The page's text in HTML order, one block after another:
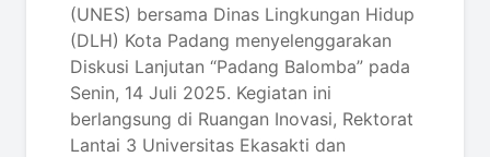
(UNES) bersama Dinas Lingkungan Hidup
(DLH) Kota Padang menyelenggarakan
Diskusi Lanjutan “Padang Balomba” pada
Senin, 14 Juli 2025. Kegiatan ini
berlangsung di Ruangan Inovasi, Rektorat
Lantai 3 Universitas Ekasakti dan